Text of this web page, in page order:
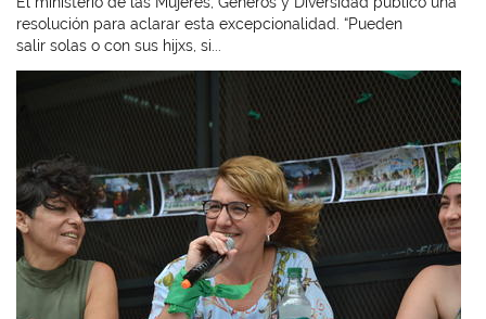
resolución para aclarar esta excepcionalidad. “Pueden
salir solas o con sus hijxs, si...